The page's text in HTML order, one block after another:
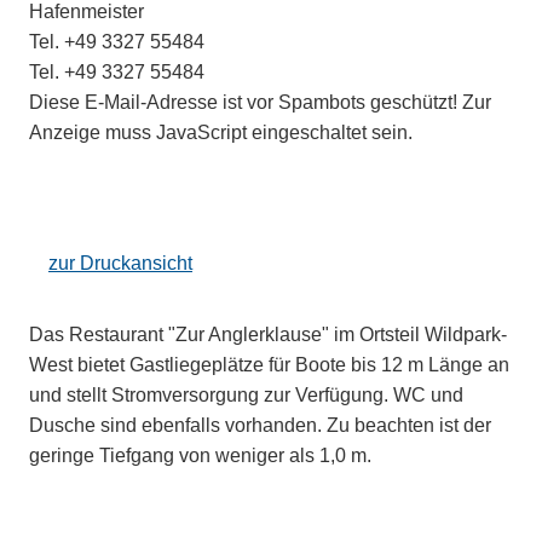
Hafenmeister
Tel. +49 3327 55484
Tel. +49 3327 55484
Diese E-Mail-Adresse ist vor Spambots geschützt! Zur
Anzeige muss JavaScript eingeschaltet sein.
zur Druckansicht
Das Restaurant "Zur Anglerklause" im Ortsteil Wildpark-
West bietet Gastliegeplätze für Boote bis 12 m Länge an
und stellt Stromversorgung zur Verfügung. WC und
Dusche sind ebenfalls vorhanden. Zu beachten ist der
geringe Tiefgang von weniger als 1,0 m.